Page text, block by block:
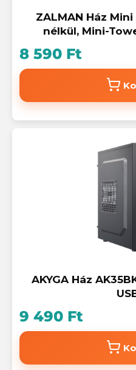
ZALMAN Ház
nélkül, Mini-
8 590 Ft
AKYGA Ház
9 490 Ft